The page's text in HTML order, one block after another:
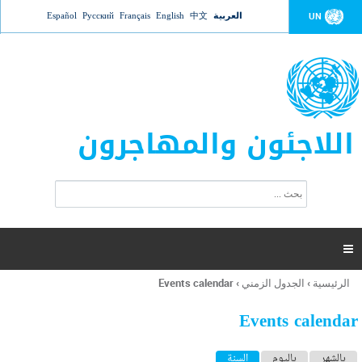
Jump to navigation UN العربية 中文
English
Français
Русский
Español
اللاجئون والمهاجرون
ت
ر
ل
ح
ب

أنت
هنا
الرئيسية › الجدول الزمني ›
Events calendar
Events calendar